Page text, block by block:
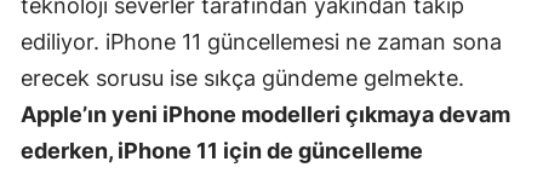
teknoloji severler tarafından yakından takip
ediliyor. iPhone 11 güncellemesi ne zaman sona
erecek sorusu ise sıkça gündeme gelmekte.
Apple’ın yeni iPhone modelleri çıkmaya devam
ederken, iPhone 11 için de güncelleme